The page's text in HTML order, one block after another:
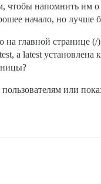
напомнить им
начало, но лучше
главной странице
а latest установлена
или